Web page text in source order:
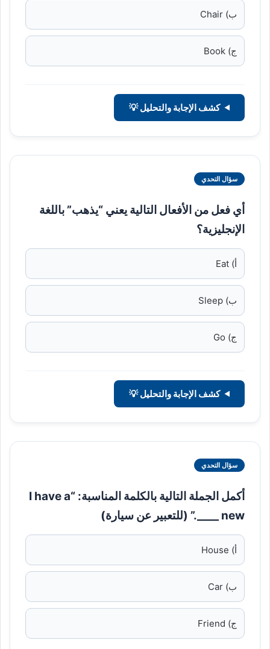
ب) Chair
ج) Book
كشف الإجابة والتحليل 💡
سؤال التحدي
أي فعل من الأفعال التالية يعني “يذهب” باللغة
الإنجليزية؟
أ) Eat
ب) Sleep
ج) Go
كشف الإجابة والتحليل 💡
سؤال التحدي
أكمل الجملة التالية بالكلمة المناسبة: “I have a
new ____.” (للتعبير عن سيارة)
أ) House
ب) Car
ج) Friend